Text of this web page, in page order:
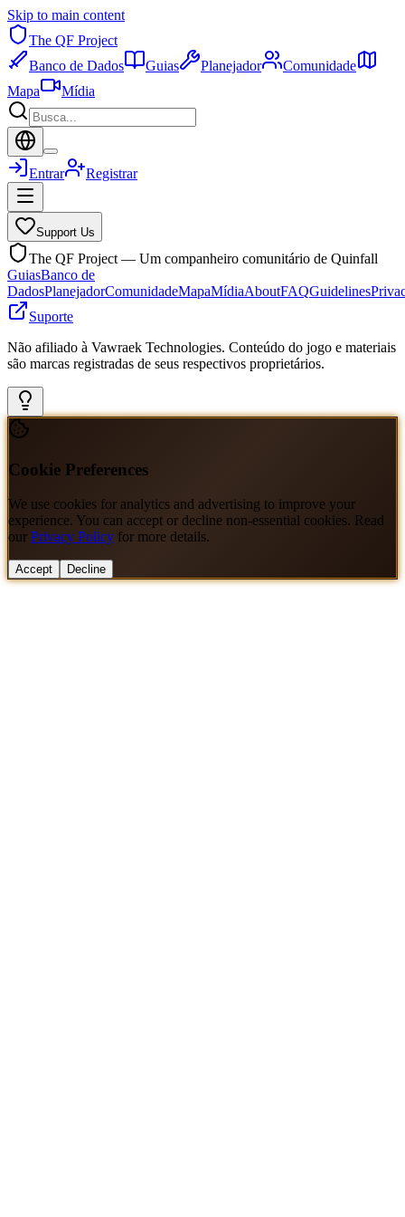
Skip to main content
The QF Project
Banco de Dados
Guias Planejador
Comunidade
Mapa
Mídia
Entrar Registrar
Support Us
The QF Project — Um companheiro comunitário de Quinfall
GuiasBanco de
DadosPlanejadorComunidadeMapaMídiaAboutFAQGuidelines
Suporte
Não afiliado à Vawraek Technologies. Conteúdo do jogo e materiais
são marcas registradas de seus respectivos proprietários.
Cookie Preferences
We use cookies for analytics and advertising to improve your
experience. You can accept or decline non-essential cookies. Read
our Privacy Policy for more details.
Accept Decline